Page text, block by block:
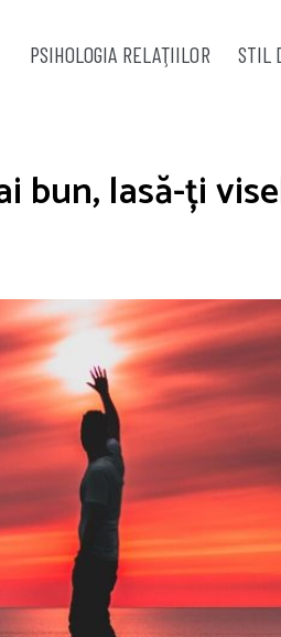
PSIHOLOGIA RELAŢIILOR STIL
bun, lasă-ți